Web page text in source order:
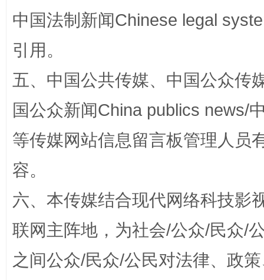
漫山遍野的桃花与雪山、麦地、白藏房 除
中国法制新闻Chinese legal
引用。
五、中国公共传媒、中国公众传
国公众新闻China publics news/
等传媒网站信息留言板管理人员
容。
六、本传媒结合现代网络科技影
联网主阵地，为社会/公众/民众/
之间公众/民众/公民对法律、政